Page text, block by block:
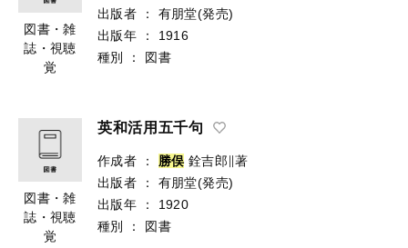
図書・雑
誌・視聴
覚
出版者
：
有朋堂(発売)
出版年
：
1916
種別
： 図書
図書・雑
誌・視聴
覚
英和活用五千句
作成者 ： 勝俣 銓吉郎∥著
出版者
：
有朋堂(発売)
出版年
：
1920
種別
： 図書